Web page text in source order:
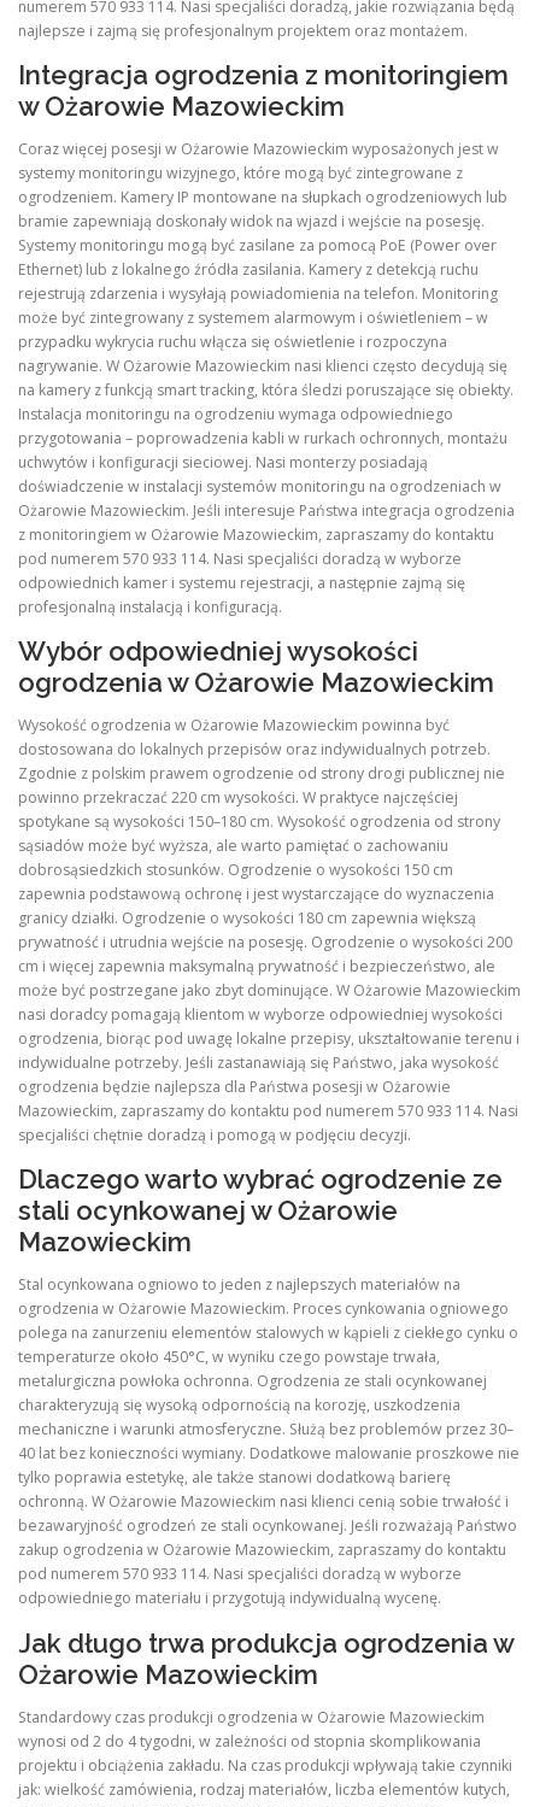
numerem 570 933 114. Nasi specjaliści doradzą, jakie rozwiązania będą
najlepsze i zajmą się profesjonalnym projektem oraz montażem.
Integracja ogrodzenia z monitoringiem
w Ożarowie Mazowieckim
Coraz więcej posesji w Ożarowie Mazowieckim wyposażonych jest w
systemy monitoringu wizyjnego, które mogą być zintegrowane z
ogrodzeniem. Kamery IP montowane na słupkach ogrodzeniowych lub
bramie zapewniają doskonały widok na wjazd i wejście na posesję.
Systemy monitoringu mogą być zasilane za pomocą PoE (Power over
Ethernet) lub z lokalnego źródła zasilania. Kamery z detekcją ruchu
rejestrują zdarzenia i wysyłają powiadomienia na telefon. Monitoring
może być zintegrowany z systemem alarmowym i oświetleniem – w
przypadku wykrycia ruchu włącza się oświetlenie i rozpoczyna
nagrywanie. W Ożarowie Mazowieckim nasi klienci często decydują się
na kamery z funkcją smart tracking, która śledzi poruszające się obiekty.
Instalacja monitoringu na ogrodzeniu wymaga odpowiedniego
przygotowania – poprowadzenia kabli w rurkach ochronnych, montażu
uchwytów i konfiguracji sieciowej. Nasi monterzy posiadają
doświadczenie w instalacji systemów monitoringu na ogrodzeniach w
Ożarowie Mazowieckim. Jeśli interesuje Państwa integracja ogrodzenia
z monitoringiem w Ożarowie Mazowieckim, zapraszamy do kontaktu
pod numerem 570 933 114. Nasi specjaliści doradzą w wyborze
odpowiednich kamer i systemu rejestracji, a następnie zajmą się
profesjonalną instalacją i konfiguracją.
Wybór odpowiedniej wysokości
ogrodzenia w Ożarowie Mazowieckim
Wysokość ogrodzenia w Ożarowie Mazowieckim powinna być
dostosowana do lokalnych przepisów oraz indywidualnych potrzeb.
Zgodnie z polskim prawem ogrodzenie od strony drogi publicznej nie
powinno przekraczać 220 cm wysokości. W praktyce najczęściej
spotykane są wysokości 150–180 cm. Wysokość ogrodzenia od strony
sąsiadów może być wyższa, ale warto pamiętać o zachowaniu
dobrosąsiedzkich stosunków. Ogrodzenie o wysokości 150 cm
zapewnia podstawową ochronę i jest wystarczające do wyznaczenia
granicy działki. Ogrodzenie o wysokości 180 cm zapewnia większą
prywatność i utrudnia wejście na posesję. Ogrodzenie o wysokości 200
cm i więcej zapewnia maksymalną prywatność i bezpieczeństwo, ale
może być postrzegane jako zbyt dominujące. W Ożarowie Mazowieckim
nasi doradcy pomagają klientom w wyborze odpowiedniej wysokości
ogrodzenia, biorąc pod uwagę lokalne przepisy, ukształtowanie terenu i
indywidualne potrzeby. Jeśli zastanawiają się Państwo, jaka wysokość
ogrodzenia będzie najlepsza dla Państwa posesji w Ożarowie
Mazowieckim, zapraszamy do kontaktu pod numerem 570 933 114. Nasi
specjaliści chętnie doradzą i pomogą w podjęciu decyzji.
Dlaczego warto wybrać ogrodzenie ze
stali ocynkowanej w Ożarowie
Mazowieckim
Stal ocynkowana ogniowo to jeden z najlepszych materiałów na
ogrodzenia w Ożarowie Mazowieckim. Proces cynkowania ogniowego
polega na zanurzeniu elementów stalowych w kąpieli z ciekłego cynku o
temperaturze około 450°C, w wyniku czego powstaje trwała,
metalurgiczna powłoka ochronna. Ogrodzenia ze stali ocynkowanej
charakteryzują się wysoką odpornością na korozję, uszkodzenia
mechaniczne i warunki atmosferyczne. Służą bez problemów przez 30–
40 lat bez konieczności wymiany. Dodatkowe malowanie proszkowe nie
tylko poprawia estetykę, ale także stanowi dodatkową barierę
ochronną. W Ożarowie Mazowieckim nasi klienci cenią sobie trwałość i
bezawaryjność ogrodzeń ze stali ocynkowanej. Jeśli rozważają Państwo
zakup ogrodzenia w Ożarowie Mazowieckim, zapraszamy do kontaktu
pod numerem 570 933 114. Nasi specjaliści doradzą w wyborze
odpowiedniego materiału i przygotują indywidualną wycenę.
Jak długo trwa produkcja ogrodzenia w
Ożarowie Mazowieckim
Standardowy czas produkcji ogrodzenia w Ożarowie Mazowieckim
wynosi od 2 do 4 tygodni, w zależności od stopnia skomplikowania
projektu i obciążenia zakładu. Na czas produkcji wpływają takie czynniki
jak: wielkość zamówienia, rodzaj materiałów, liczba elementów kutych,